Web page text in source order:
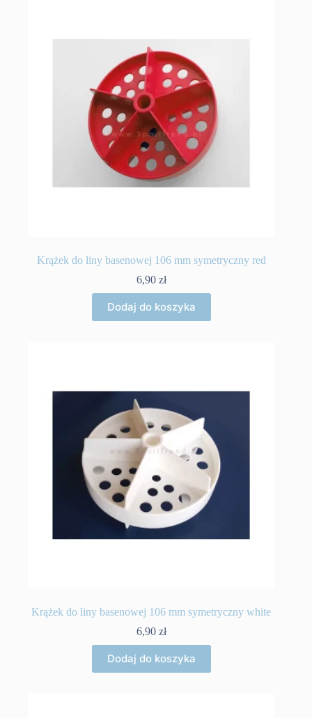
Krążek do liny basenowej 106 mm symetryczny red
6,90 zł
Dodaj do koszyka
Krążek do liny basenowej 106 mm symetryczny white
6,90 zł
Dodaj do koszyka